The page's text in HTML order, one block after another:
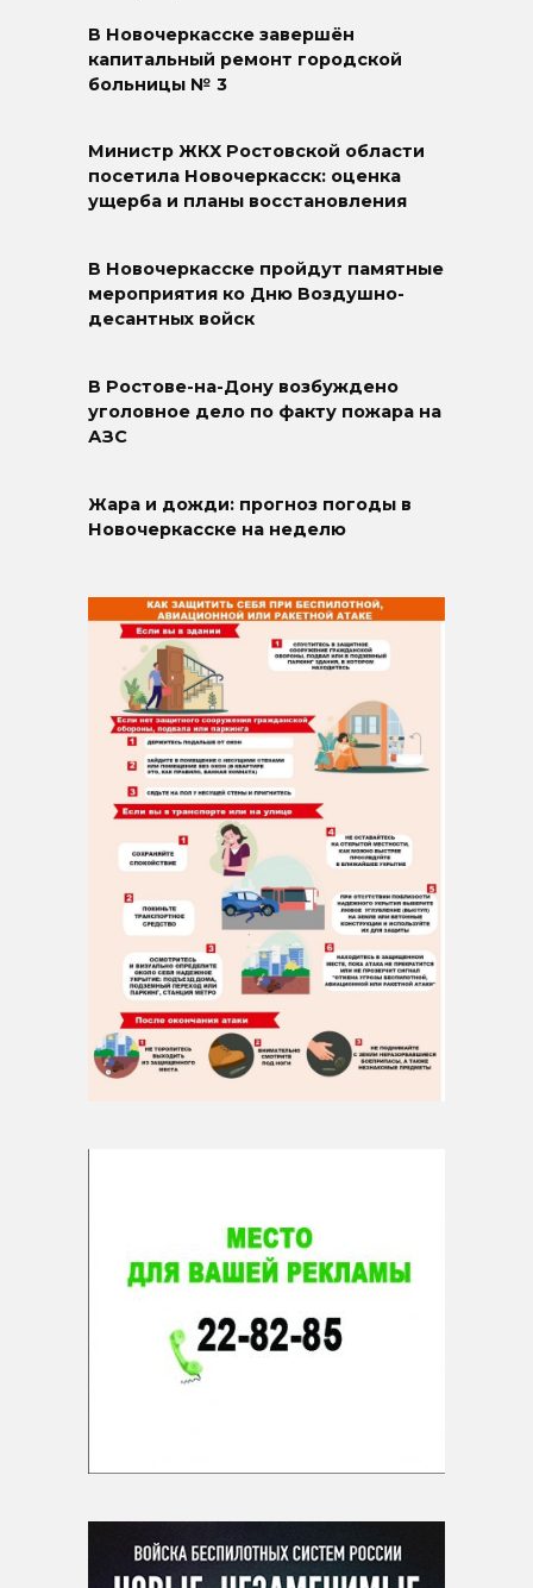
В Новочеркасске завершён
капитальный ремонт городской
больницы № 3
Министр ЖКХ Ростовской области
посетила Новочеркасск: оценка
ущерба и планы восстановления
В Новочеркасске пройдут памятные
мероприятия ко Дню Воздушно-
десантных войск
В Ростове-на-Дону возбуждено
уголовное дело по факту пожара на
АЗС
Жара и дожди: прогноз погоды в
Новочеркасске на неделю